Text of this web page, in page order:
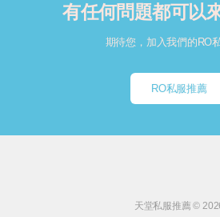
有任何問題都可以
期待您，加入我們的RO
RO私服推薦
天堂私服推薦 ©